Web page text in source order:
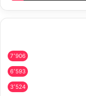
7٬906
6٬593
3٬524